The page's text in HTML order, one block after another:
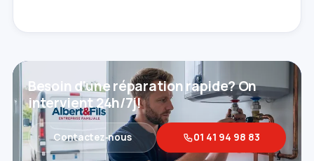
Besoin d'une réparation rapide? On
intervient 24h/7j!
Contactez‑nous 01 41 94 98 83